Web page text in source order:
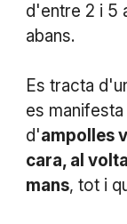
d'entre 2 i 5
abans.
Es tracta
es
d'ampolles
cara, al
mans, tot i